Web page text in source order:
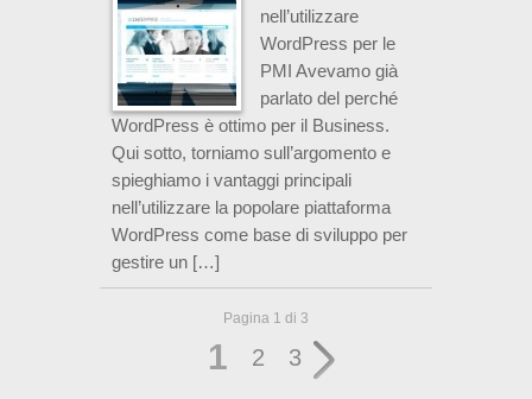
nell’utilizzare
WordPress per le
PMI Avevamo già
parlato del perché
WordPress è ottimo per il Business.
Qui sotto, torniamo sull’argomento e
spieghiamo i vantaggi principali
nell’utilizzare la popolare piattaforma
WordPress come base di sviluppo per
gestire un […]
Pagina 1 di 3
1 2 3